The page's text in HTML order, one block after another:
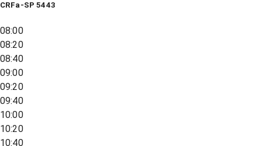
CRFa-SP 5443
08:00
08:20
08:40
09:00
09:20
09:40
10:00
10:20
10:40